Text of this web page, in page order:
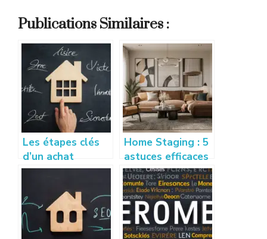
Publications Similaires :
Les étapes clés
d’un achat
immobilier : de la
signature
Home Staging : 5
astuces efficaces
pour vendre son
appartement
rapidement